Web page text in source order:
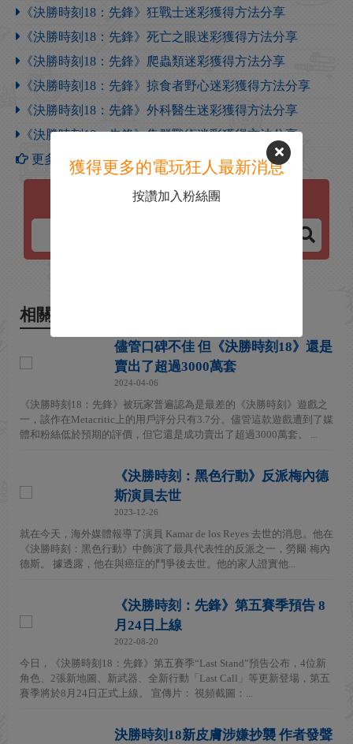
《決勝時刻18：先鋒》狂戰士迷彩獲得方法分享
《決勝時刻18：先鋒》死亡之眼迷彩獲得方法分享
《決勝時刻18：先鋒》爬蟲類迷彩獲得方法分享
《決勝時刻18：先鋒》掠食者野心迷彩獲得方法分享
《決勝時刻18：先鋒》外科醫生迷彩獲得方法分享
《決勝時刻18：先鋒》集群戰術迷彩獲得方法分享
更多【決勝時刻：先鋒】攻略
決勝時刻：先鋒
相關新聞
儘管口碑不佳 但《決勝時刻18》還是
賣出了超過3000萬套
2024-04-06
《決勝時刻18：先鋒》被玩家普遍認為是最差的《決勝時刻》遊戲之
一，該作在Metacritic上的用戶評分只有3.7分。儘管這款遊戲遭到了媒
體和粉絲低於預期的評價，但它還是成功賣出了超過3000萬套。 ...
《決勝時刻：黑色行動》反派梅內德
斯演員去世
2023-12-26
就在今天，海外媒體報導了演員 Kamar de los Reyes 去世的消息。他在
《決勝時刻：黑色行動》中飾演了最具代表性的反派之一，勞爾·梅內
德斯。 據透露，他在與癌症的鬥爭後去世。他的家人證實他...
《決勝時刻：先鋒》第五賽季預告 8
月24日上線
2022-08-20
今日，《決勝時刻18：先鋒》第五賽季“Last Stand”預告公布，4位新
角色、2張新地圖、新武器、全新行動「Last Call」等更新登場，第五
賽季將於8月24日正式上線。 宣傳片： 視頻截圖：...
決勝時刻18新皮膚涉嫌抄襲 作者發聲
獲得更多的電玩狂人最新消息
按讚加入粉絲團